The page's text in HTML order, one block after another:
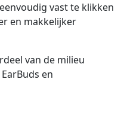
vast te klikken
en makkelijker
van de milieu
en